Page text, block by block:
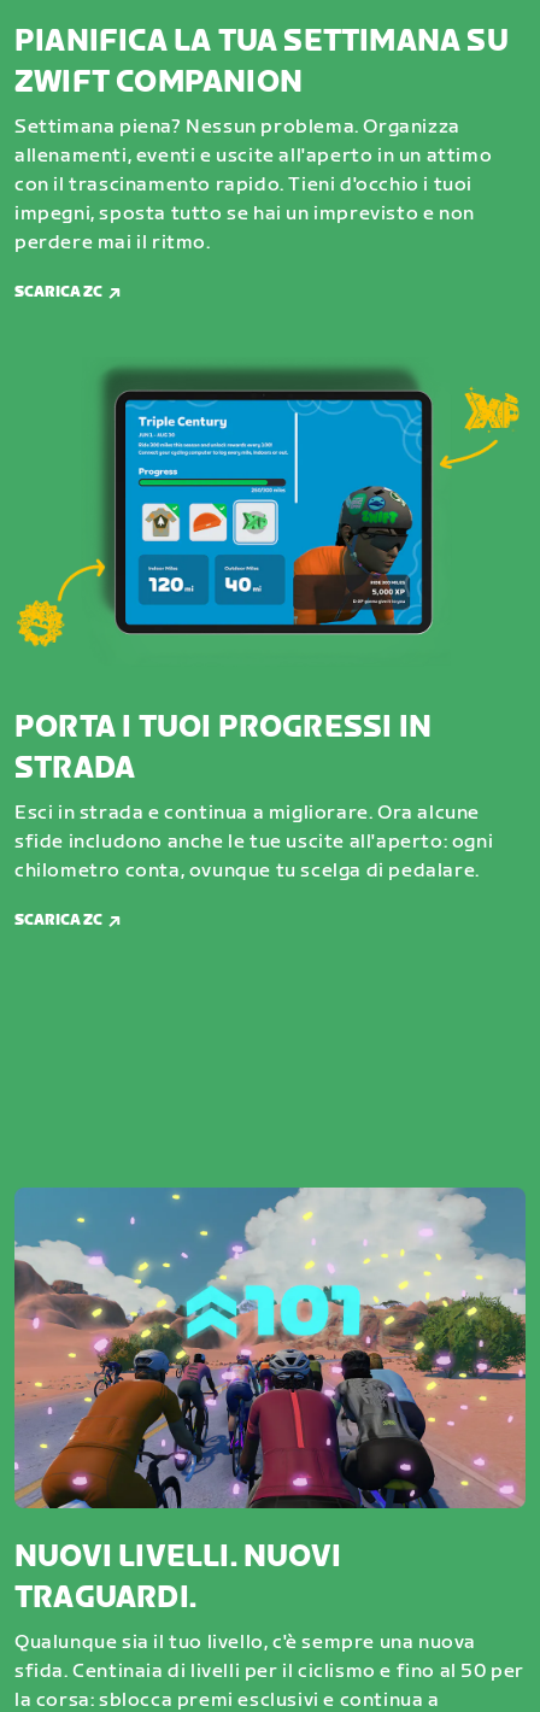
PIANIFICA LA TUA SETTIMANA SU
ZWIFT COMPANION
Settimana piena? Nessun problema. Organizza
allenamenti, eventi e uscite all'aperto in un attimo
con il trascinamento rapido. Tieni d'occhio i tuoi
impegni, sposta tutto se hai un imprevisto e non
perdere mai il ritmo.
SCARICA ZC
PORTA I TUOI PROGRESSI IN
STRADA
Esci in strada e continua a migliorare. Ora alcune
sfide includono anche le tue uscite all'aperto: ogni
chilometro conta, ovunque tu scelga di pedalare.
SCARICA ZC
NUOVI LIVELLI. NUOVI
TRAGUARDI.
Qualunque sia il tuo livello, c'è sempre una nuova
sfida. Centinaia di livelli per il ciclismo e fino al 50 per
la corsa: sblocca premi esclusivi e continua a